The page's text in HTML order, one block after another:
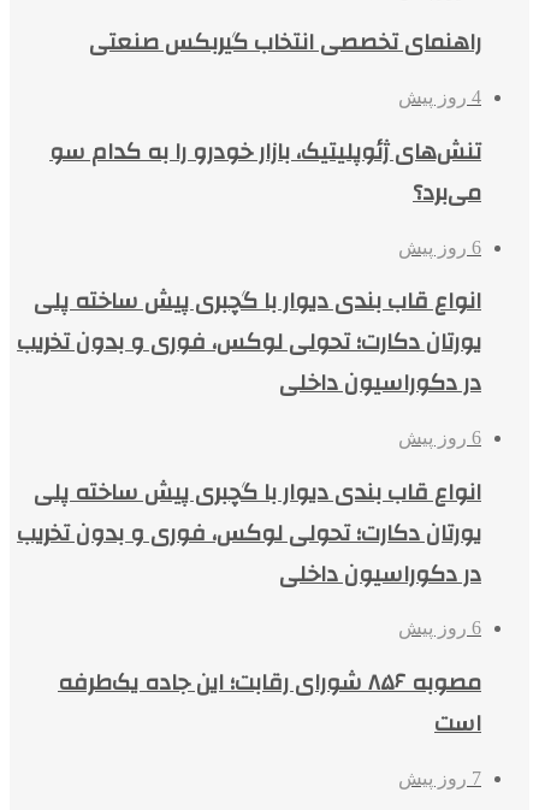
راهنمای تخصصی انتخاب گیربکس صنعتی
4 روز پیش
تنش‌های ژئوپلیتیک، بازار خودرو را به کدام سو
می‌برد؟
6 روز پیش
انواع قاب بندی دیوار با گچبری پیش ساخته پلی
یورتان دکارت؛ تحولی لوکس، فوری و بدون تخریب
در دکوراسیون داخلی
6 روز پیش
انواع قاب بندی دیوار با گچبری پیش ساخته پلی
یورتان دکارت؛ تحولی لوکس، فوری و بدون تخریب
در دکوراسیون داخلی
6 روز پیش
مصوبه ۸۵۶ شورای رقابت؛ این جاده یک‌طرفه
است
7 روز پیش